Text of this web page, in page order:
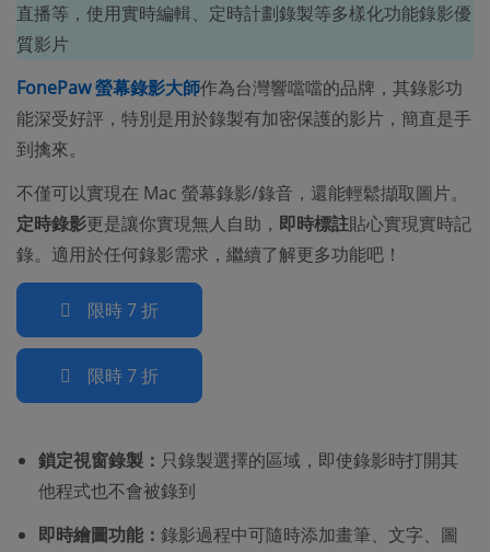
直播等，使用實時編輯、定時計劃錄製等多樣化功能錄影優
質影片
FonePaw 螢幕錄影大師作為台灣響噹噹的品牌，其錄影功
能深受好評，特別是用於錄製有加密保護的影片，簡直是手
到擒來。
不僅可以實現在 Mac 螢幕錄影/錄音，還能輕鬆擷取圖片。
定時錄影更是讓你實現無人自助， 即時標註貼心實現實時記
錄。適用於任何錄影需求，繼續了解更多功能吧！
限時 7 折
限時 7 折
鎖定視窗錄製： 只錄製選擇的區域，即使錄影時打開其
他程式也不會被錄到
即時繪圖功能： 錄影過程中可隨時添加畫筆、文字、圖